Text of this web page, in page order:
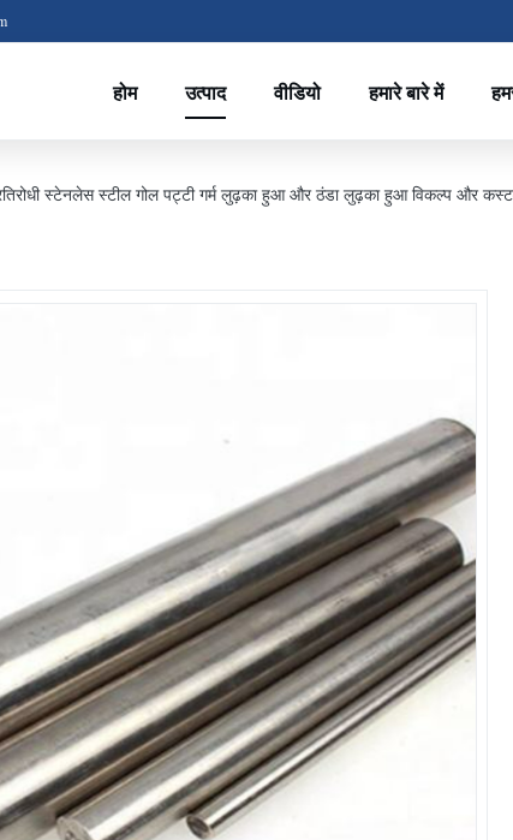
होम उत्पाद वीडियो हमारे बारे में
स्टेनलेस स्टील गोल पट्टी गर्म लुढ़का हुआ और ठंडा लुढ़का हुआ विकल्प और